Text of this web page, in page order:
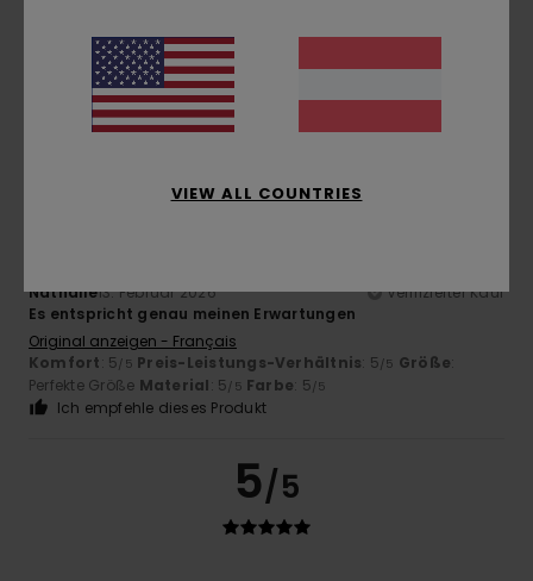
Original anzeigen - Français
Komfort: 5/5 Preis-Leistungs-Verhältnis
Perfekte GrößeMaterial: 5/5
Ich empfehle dieses Produkt
5/5
Nathalie13. Februar 2026
Verifizierter Kauf
Es entspricht genau meinen Erwartungen
Original anzeigen - Français
Komfort: 5/5 Preis-Leistungs-Verhältnis: 5/5 Größe:
Perfekte Größe Material: 5/5 Farbe: 5/5
Ich empfehle dieses Produkt
5/5
VIEW ALL COUNTRIES